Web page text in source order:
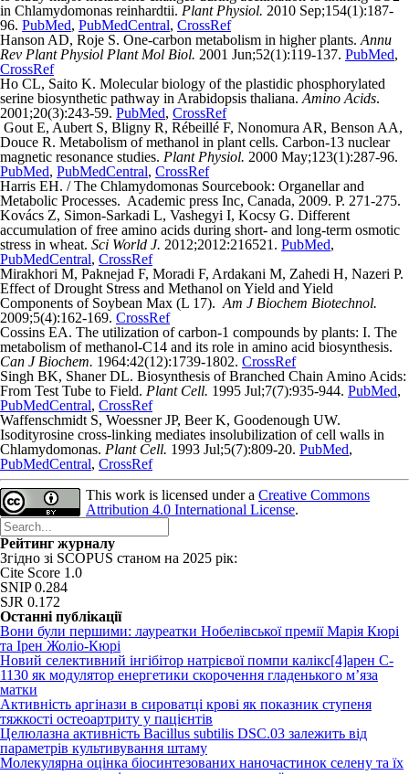
in Chlamydomonas reinhardtii. Plant Physiol. 2010 Sep;154(1):187-
96. PubMed, PubMedCentral, CrossRef
Hanson AD, Roje S. One-carbon metabolism in higher plants. Annu
Rev Plant Physiol Plant Mol Biol. 2001 Jun;52(1):119-137. PubMed,
CrossRef
Ho CL, Saito K. Molecular biology of the plastidic phosphorylated
serine biosynthetic pathway in Arabidopsis thaliana. Amino Acids.
2001;20(3):243-59. PubMed, CrossRef
Gout E, Aubert S, Bligny R, Rébeillé F, Nonomura AR, Benson AA,
Douce R. Metabolism of methanol in plant cells. Carbon-13 nuclear
magnetic resonance studies. Plant Physiol. 2000 May;123(1):287-96.
PubMed, PubMedCentral, CrossRef
Harris EH. / The Chlamydomonas Sourcebook: Organellar and
Metabolic Processes. Academic press Inc, Canada, 2009. P. 271-275.
Kovács Z, Simon-Sarkadi L, Vashegyi I, Kocsy G. Different
accumulation of free amino acids during short- and long-term osmotic
stress in wheat. Sci World J. 2012;2012:216521. PubMed,
PubMedCentral, CrossRef
Mirakhori M, Paknejad F, Moradi F, Ardakani M, Zahedi H, Nazeri P.
Effect of Drought Stress and Methanol on Yield and Yield
Components of Soybean Max (L 17). Am J Biochem Biotechnol.
2009;5(4):162-169. CrossRef
Cossins EA. The utilization of carbon-1 compounds by plants: I. The
metabolism of methanol-C14 and its role in amino acid biosynthesis.
Can J Biochem. 1964:42(12):1739-1802. CrossRef
Singh BK, Shaner DL. Biosynthesis of Branched Chain Amino Acids:
From Test Tube to Field. Plant Cell. 1995 Jul;7(7):935-944. PubMed,
PubMedCentral, CrossRef
Waffenschmidt S, Woessner JP, Beer K, Goodenough UW.
Isodityrosine cross-linking mediates insolubilization of cell walls in
Chlamydomonas. Plant Cell. 1993 Jul;5(7):809-20. PubMed,
PubMedCentral, CrossRef
This work is licensed under a Creative Commons
Attribution 4.0 International License.
Рейтинг журналу
Згідно зі SCOPUS станом на 2025 рік:
Cite Score 1.0
SNIP 0.284
SJR 0.172
Останні публікації
Вони були першими: лауреатки Нобелівської премії Марія Кюрі
та Ірен Жоліо-Кюрі
Новий cелективний інгібітор натрієвої помпи калікс[4]арен C-
1130 як модулятор енергетики скорочення гладенького м’яза
матки
Активність аргінази в сироватці крові як показник ступеня
тяжкості остеоартриту у пацієнтів
Целюлазна активність Bacillus subtilis DSC.03 залежить від
параметрів культивування штаму
Молекулярна оцінка біосинтезованих наночастинок селену та їх